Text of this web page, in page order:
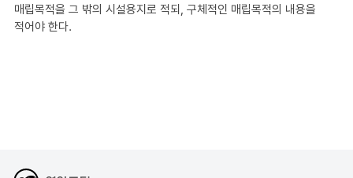
매립목적을 그 밖의 시설용지로 적되, 구체적인 매립목적의 내용을
적어야 한다.
해양수산부